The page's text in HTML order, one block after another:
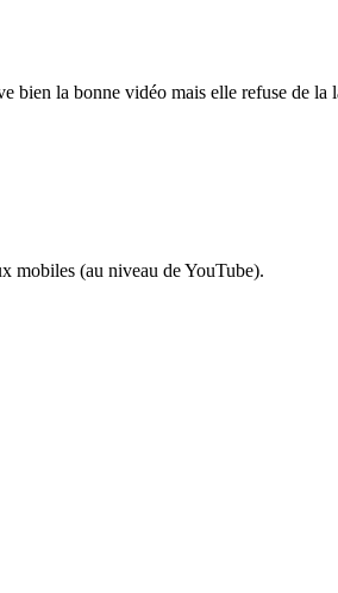
bien la bonne vidéo mais elle refuse de la
mobiles (au niveau de YouTube).